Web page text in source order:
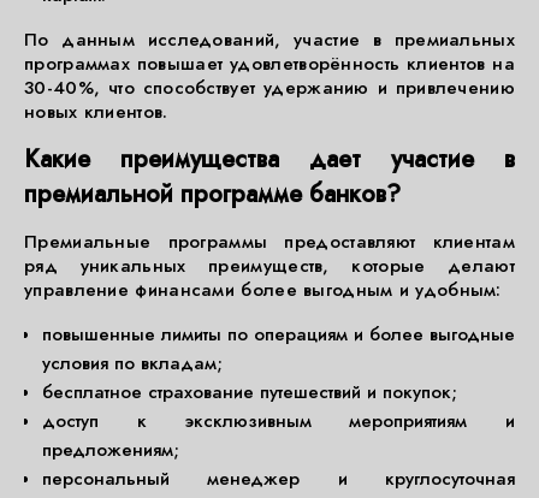
По данным исследований, участие в премиальных
программах повышает удовлетворённость клиентов на
30-40%, что способствует удержанию и привлечению
новых клиентов.
Какие преимущества дает участие в
премиальной программе банков?
Премиальные программы предоставляют клиентам
ряд уникальных преимуществ, которые делают
управление финансами более выгодным и удобным:
повышенные лимиты по операциям и более выгодные
условия по вкладам;
бесплатное страхование путешествий и покупок;
доступ к эксклюзивным мероприятиям и
предложениям;
персональный менеджер и круглосуточная